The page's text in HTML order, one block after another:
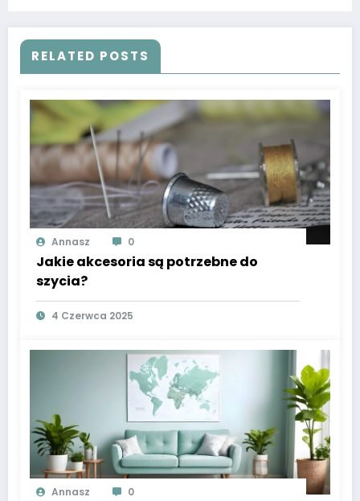
RELATED POSTS
Annasz 0
Jakie akcesoria są potrzebne do
szycia?
4 Czerwca 2025
Annasz 0